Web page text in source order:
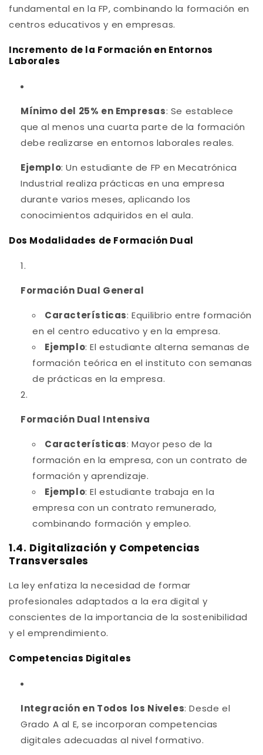
fundamental en la FP, combinando la formación en
centros educativos y en empresas.
Incremento de la Formación en Entornos
Laborales
Mínimo del 25% en Empresas: Se establece
que al menos una cuarta parte de la formación
debe realizarse en entornos laborales reales.
Ejemplo: Un estudiante de FP en Mecatrónica
Industrial realiza prácticas en una empresa
durante varios meses, aplicando los
conocimientos adquiridos en el aula.
Dos Modalidades de Formación Dual
Formación Dual General
Características: Equilibrio entre formación
en el centro educativo y en la empresa.
Ejemplo: El estudiante alterna semanas de
formación teórica en el instituto con semanas
de prácticas en la empresa.
Formación Dual Intensiva
Características: Mayor peso de la
formación en la empresa, con un contrato de
formación y aprendizaje.
Ejemplo: El estudiante trabaja en la
empresa con un contrato remunerado,
combinando formación y empleo.
1.4. Digitalización y Competencias
Transversales
La ley enfatiza la necesidad de formar
profesionales adaptados a la era digital y
conscientes de la importancia de la sostenibilidad
y el emprendimiento.
Competencias Digitales
Integración en Todos los Niveles: Desde el
Grado A al E, se incorporan competencias
digitales adecuadas al nivel formativo.